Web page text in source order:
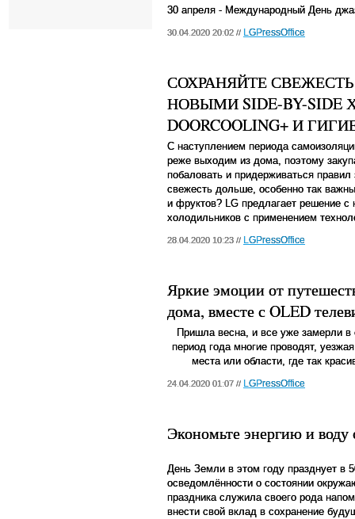
30 апреля - Международный День
30.04.2020 20:02 // LGPressOffice
СОХРАНЯЙТЕ
НОВЫМИ SIDE-BY-
DOORCOOLING+ И
С наступлением периода
реже выходим из дома, поэтому
побаловать и придерживаться
свежесть дольше, особенно так
и фруктов? LG предлагает решение
холодильников с применением
28.04.2020 10:23 // LGPressOffice
Яркие эмоции от
дома, вместе с OLED
Пришла весна, и все уже замерли
период года многие проводят,
места или области, где так
24.04.2020 01:07 // LGPressOffice
Экономьте энергию и
День Земли в этом году празднует в
осведомлённости о состоянии
праздника служила своего рода
внести свой вклад в сохранение